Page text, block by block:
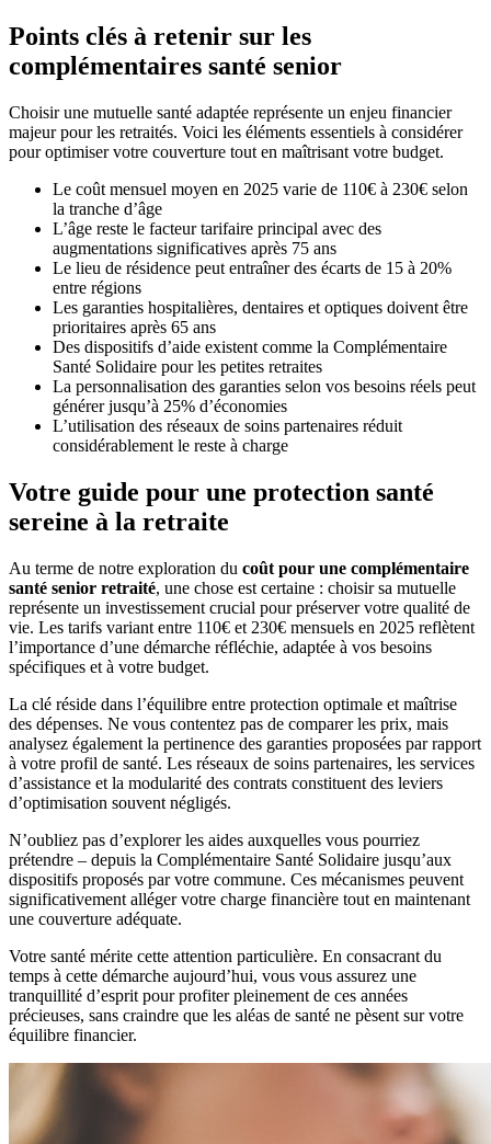
Points clés à retenir sur les
complémentaires santé senior
Choisir une mutuelle santé adaptée représente un enjeu financier
majeur pour les retraités. Voici les éléments essentiels à considérer
pour optimiser votre couverture tout en maîtrisant votre budget.
Le coût mensuel moyen en 2025 varie de 110€ à 230€ selon
la tranche d’âge
L’âge reste le facteur tarifaire principal avec des
augmentations significatives après 75 ans
Le lieu de résidence peut entraîner des écarts de 15 à 20%
entre régions
Les garanties hospitalières, dentaires et optiques doivent être
prioritaires après 65 ans
Des dispositifs d’aide existent comme la Complémentaire
Santé Solidaire pour les petites retraites
La personnalisation des garanties selon vos besoins réels peut
générer jusqu’à 25% d’économies
L’utilisation des réseaux de soins partenaires réduit
considérablement le reste à charge
Votre guide pour une protection santé
sereine à la retraite
Au terme de notre exploration du coût pour une complémentaire
santé senior retraité, une chose est certaine : choisir sa mutuelle
représente un investissement crucial pour préserver votre qualité de
vie. Les tarifs variant entre 110€ et 230€ mensuels en 2025 reflètent
l’importance d’une démarche réfléchie, adaptée à vos besoins
spécifiques et à votre budget.
La clé réside dans l’équilibre entre protection optimale et maîtrise
des dépenses. Ne vous contentez pas de comparer les prix, mais
analysez également la pertinence des garanties proposées par rapport
à votre profil de santé. Les réseaux de soins partenaires, les services
d’assistance et la modularité des contrats constituent des leviers
d’optimisation souvent négligés.
N’oubliez pas d’explorer les aides auxquelles vous pourriez
prétendre – depuis la Complémentaire Santé Solidaire jusqu’aux
dispositifs proposés par votre commune. Ces mécanismes peuvent
significativement alléger votre charge financière tout en maintenant
une couverture adéquate.
Votre santé mérite cette attention particulière. En consacrant du
temps à cette démarche aujourd’hui, vous vous assurez une
tranquillité d’esprit pour profiter pleinement de ces années
précieuses, sans craindre que les aléas de santé ne pèsent sur votre
équilibre financier.